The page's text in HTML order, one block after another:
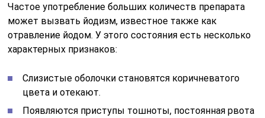
Частое употребление больших количеств препарата
может вызвать йодизм, известное также как
отравление йодом. У этого состояния есть несколько
характерных признаков:
Слизистые оболочки становятся коричневатого
цвета и отекают.
Появляются приступы тошноты, постоянная рвота